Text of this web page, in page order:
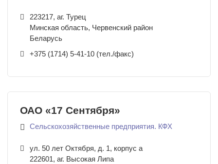
223217, аг. Турец
Минская область, Червенский район
Беларусь
+375 (1714) 5-41-10 (тел./факс)
ОАО «17 Сентября»
Сельскохозяйственные предприятия. КФХ
ул. 50 лет Октября, д. 1, корпус а
222601, аг. Высокая Липа